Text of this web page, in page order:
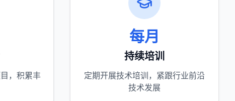
，积累丰
每月
持续培训
定期开展技术培训，紧跟行业前沿
技术发展